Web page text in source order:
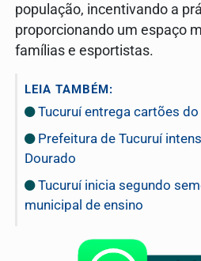
população, incentivando a
proporcionando um espaço
famílias e esportistas.
LEIA TAMBÉM:
Tucuruí entrega cartões do
Prefeitura de Tucuruí
Dourado
Tucuruí inicia segundo
municipal de ensino